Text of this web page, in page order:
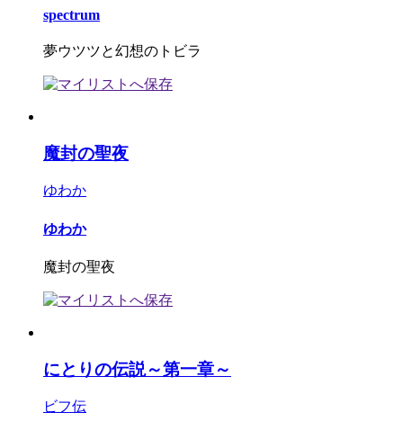
spectrum
夢ウツツと幻想のトビラ
魔封の聖夜
ゆわか
ゆわか
魔封の聖夜
にとりの伝説～第一章～
ビフ伝